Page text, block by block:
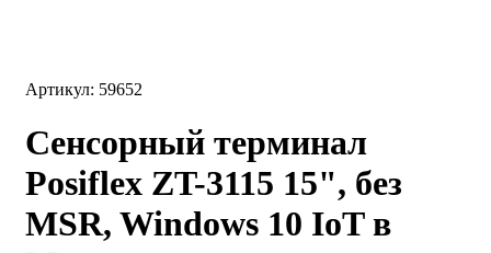
Артикул: 59652
Сенсорный терминал
Posiflex ZT-3115 15", без
MSR, Windows 10 IoT в